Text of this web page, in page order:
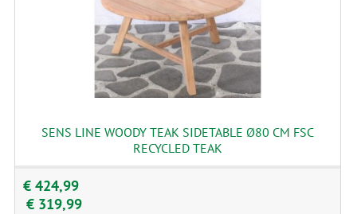
SENS LINE WOODY TEAK SIDETABLE Ø80 CM FSC
RECYCLED TEAK
€ 424,99
€ 319,99